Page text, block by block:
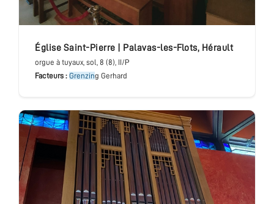
église Saint-Pierre Palavas-les-Flots, Hérault
orgue à tuyaux, sol , 8 (8), II/P
Facteurs : Grenzing Gerhard